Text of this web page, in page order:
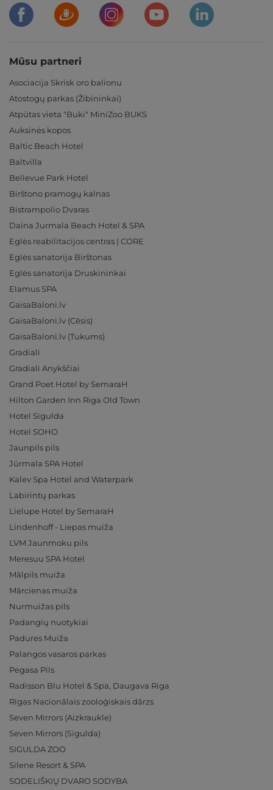
Mūsu partneri
Asociacija Skrisk oro balionu
Atostogų parkas (Žibininkai)
Atpūtas vieta "Buki" MiniZoo BUKS
Auksinės kopos
Baltic Beach Hotel
Baltvilla
Bellevue Park Hotel
Birštono pramogų kalnas
Bistrampolio Dvaras
Daina Jurmala Beach Hotel & SPA
Eglės reabilitacijos centras | CORE
Eglės sanatorija Birštonas
Eglės sanatorija Druskininkai
Elamus SPA
GaisaBaloni.lv
GaisaBaloni.lv (Cēsis)
GaisaBaloni.lv (Tukums)
Gradiali
Gradiali Anykščiai
Grand Poet Hotel by SemaraH
Hilton Garden Inn Riga Old Town
Hotel Sigulda
Hotel SOHO
Jaunpils pils
Jūrmala SPA Hotel
Kalev Spa Hotel and Waterpark
Labirintų parkas
Lielupe Hotel by SemaraH
Lindenhoff - Liepas muiža
LVM Jaunmoku pils
Meresuu SPA Hotel
Mālpils muiža
Mārcienas muiža
Nurmuižas pils
Padangių nuotykiai
Padures Muiža
Palangos vasaros parkas
Pegasa Pils
Radisson Blu Hotel & Spa, Daugava Riga
Rīgas Nacionālais zooloģiskais dārzs
Seven Mirrors (Aizkraukle)
Seven Mirrors (Sigulda)
SIGULDA ZOO
Silene Resort & SPA
SODELIŠKIŲ DVARO SODYBA